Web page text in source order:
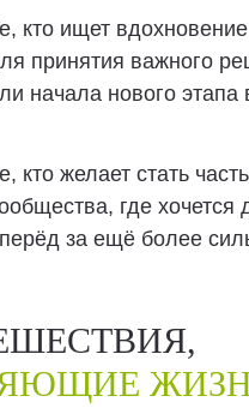
кто ищет
принятия важного
начала нового этапа
кто желает стать
где хочется
за ещё более